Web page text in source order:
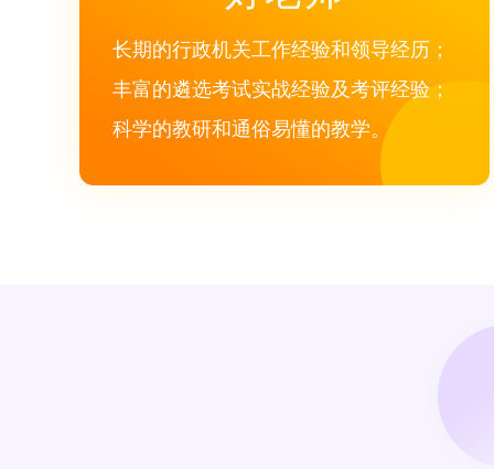
长期的行政机关工作经验和领导经历；
丰富的遴选考试实战经验及考评经验；
科学的教研和通俗易懂的教学。